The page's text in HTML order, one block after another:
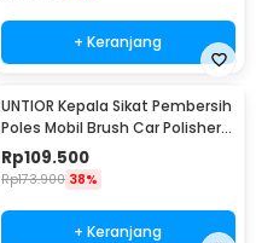
+ Keranjang
UNTIOR Kepala Sikat Pembersih
Poles Mobil Brush Car Polisher
23 PCS - CB-031
Rp109.500
Rp173.900 38%
+ Keranjang